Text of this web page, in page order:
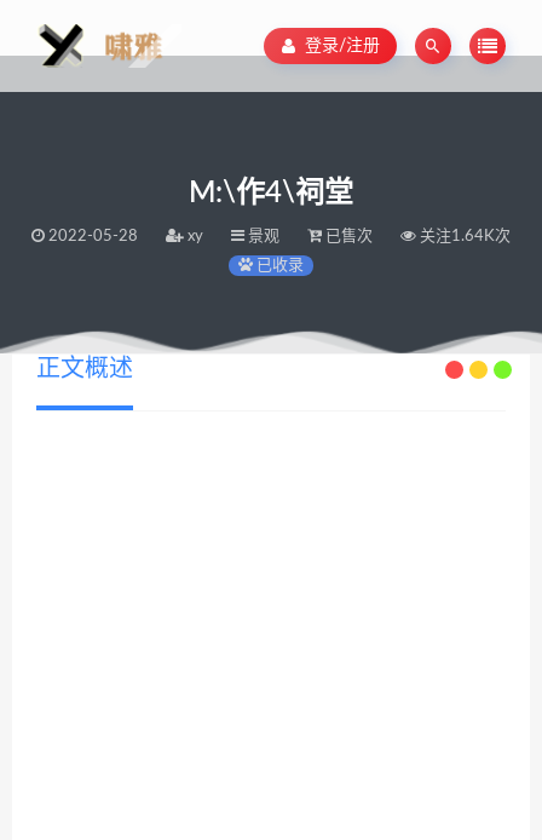
登录/注册
M:\作4\祠堂
2022-05-28 xy 景观 已售次
关注1.64K次
已收录
正文概述